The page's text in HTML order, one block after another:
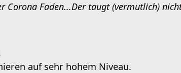
Corona Faden...Der taugt (vermutlich)
auf sehr hohem Niveau.